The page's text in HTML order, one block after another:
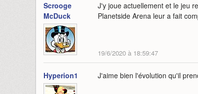
Scrooge
McDuck
J'y joue actuellement et le jeu
Planetside Arena leur a fait
19/6/2020 à 18:59:47
Hyperion1 J'aime bien l'évolution qu'il